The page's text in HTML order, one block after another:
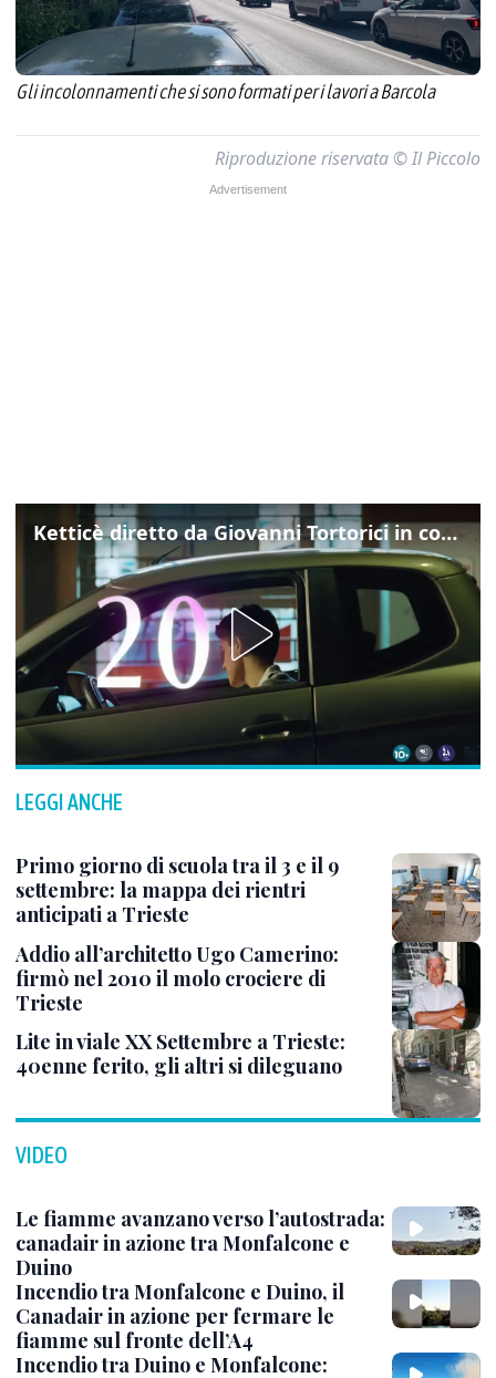
Gli incolonnamenti che si sono formati per i lavori a Barcola
Riproduzione riservata © Il Piccolo
Ketticè diretto da Giovanni Tortorici in concorso al Locarno Film Festival
LEGGI ANCHE
Primo giorno di scuola tra il 3 e il 9
settembre: la mappa dei rientri
anticipati a Trieste
Addio all’architetto Ugo Camerino:
firmò nel 2010 il molo crociere di
Trieste
Lite in viale XX Settembre a Trieste:
40enne ferito, gli altri si dileguano
VIDEO
Le fiamme avanzano verso l’autostrada:
canadair in azione tra Monfalcone e
Duino
Incendio tra Monfalcone e Duino, il
Canadair in azione per fermare le
fiamme sul fronte dell’A4
Incendio tra Duino e Monfalcone: